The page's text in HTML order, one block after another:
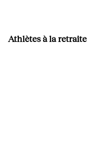
Athlètes à la retraite